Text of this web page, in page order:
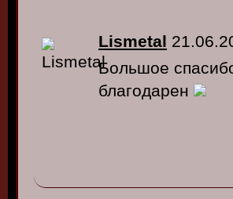
Lismetal
Большое
благодарен